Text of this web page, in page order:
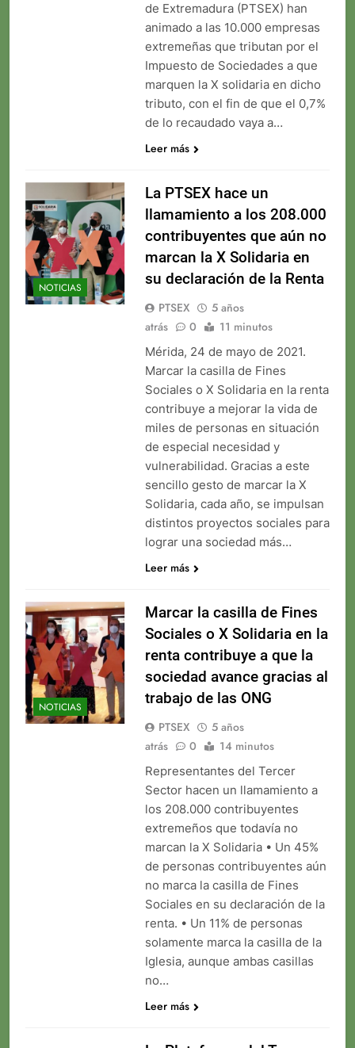
de Extremadura (PTSEX) han
animado a las 10.000 empresas
extremeñas que tributan por el
Impuesto de Sociedades a que
marquen la X solidaria en dicho
tributo, con el fin de que el 0,7%
de lo recaudado vaya a…
Leer más
NOTICIAS
La PTSEX hace un
llamamiento a los 208.000
contribuyentes que aún no
marcan la X Solidaria en
su declaración de la Renta
PTSEX
5 años
atrás
0 11 minutos
Mérida, 24 de mayo de 2021.
Marcar la casilla de Fines
Sociales o X Solidaria en la renta
contribuye a mejorar la vida de
miles de personas en situación
de especial necesidad y
vulnerabilidad. Gracias a este
sencillo gesto de marcar la X
Solidaria, cada año, se impulsan
distintos proyectos sociales para
lograr una sociedad más…
Leer más
NOTICIAS
Marcar la casilla de Fines
Sociales o X Solidaria en la
renta contribuye a que la
sociedad avance gracias al
trabajo de las ONG
PTSEX
5 años
atrás
0 14 minutos
Representantes del Tercer
Sector hacen un llamamiento a
los 208.000 contribuyentes
extremeños que todavía no
marcan la X Solidaria • Un 45%
de personas contribuyentes aún
no marca la casilla de Fines
Sociales en su declaración de la
renta. • Un 11% de personas
solamente marca la casilla de la
Iglesia, aunque ambas casillas
no…
Leer más